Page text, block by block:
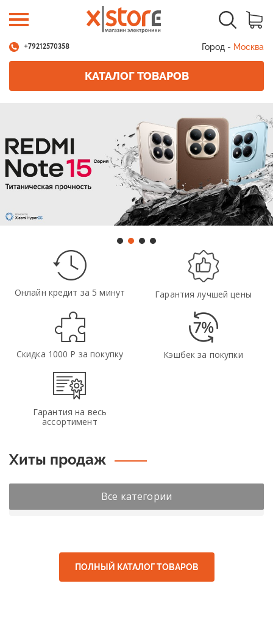
+79212570358 Город - Москва
КАТАЛОГ ТОВАРОВ
Онлайн кредит за 5 минут Гарантия лучшей цены
Скидка 1000 Р за покупку Кэшбек за покупки
Гарантия на весь
ассортимент
Хиты продаж
Все категории
ПОЛНЫЙ КАТАЛОГ ТОВАРОВ